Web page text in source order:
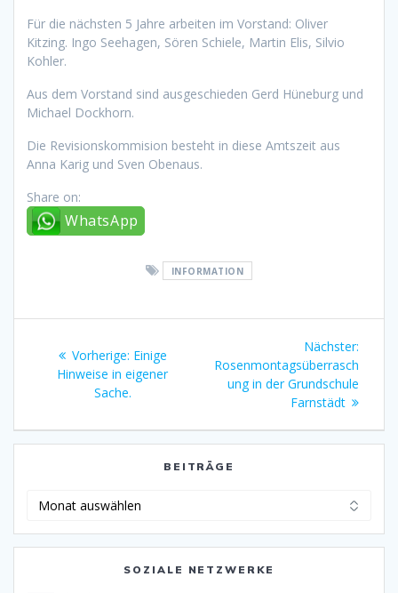
Für die nächsten 5 Jahre arbeiten im Vorstand: Oliver
Kitzing. Ingo Seehagen, Sören Schiele, Martin Elis, Silvio
Kohler.
Aus dem Vorstand sind ausgeschieden Gerd Hüneburg und
Michael Dockhorn.
Die Revisionskommision besteht in diese Amtszeit aus
Anna Karig und Sven Obenaus.
Share on:
WhatsApp
INFORMATION
Vorherige: Vorheriger
Beitrag:
Einige
Hinweise in eigener
Sache.
Nächster:
Rosenmontagsüberrasch
ung in der Grundschule
Farnstädt
BEITRÄGE
SOZIALE NETZWERKE